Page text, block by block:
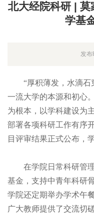
北大经院科研 | 莫
学基
发布
“厚积薄发，水滴石
一流大学的本源和初心
为根本，以学科建设为
部署各项科研工作有序
目评审结果正式公布，
在学院日常科研管理
基金，支持中青年科研
学院还定期举办学术午
广大教师提供了交流切